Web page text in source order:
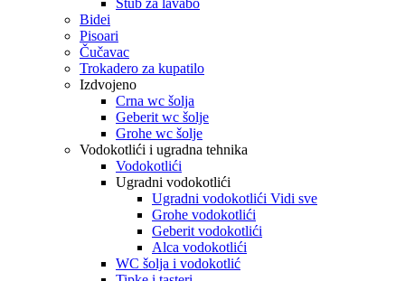
Stub za lavabo
Bidei
Pisoari
Čučavac
Trokadero za kupatilo
Izdvojeno
Crna wc šolja
Geberit wc šolje
Grohe wc šolje
Vodokotlići i ugradna tehnika
Vodokotlići
Ugradni vodokotlići
Ugradni vodokotlići Vidi sve
Grohe vodokotlići
Geberit vodokotlići
Alca vodokotlići
WC šolja i vodokotlić